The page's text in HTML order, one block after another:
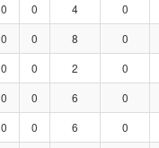
0 0 4 0
0 0 8 0
0 0 2 0
0 0 6 0
0 0 6 0